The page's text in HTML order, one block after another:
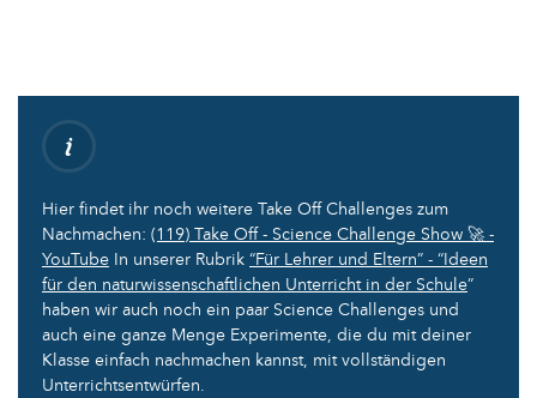
Hier findet ihr noch weitere Take Off Challenges zum
Nachmachen: (119) Take Off - Science Challenge Show 🚀 -
YouTube In unserer Rubrik “Für Lehrer und Eltern” - “Ideen
für den naturwissenschaftlichen Unterricht in der Schule”
haben wir auch noch ein paar Science Challenges und
auch eine ganze Menge Experimente, die du mit deiner
Klasse einfach nachmachen kannst, mit vollständigen
Unterrichtsentwürfen.